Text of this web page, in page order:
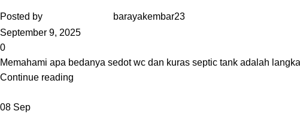
Posted by
barayakembar23
September 9, 2025
0
Memahami apa bedanya sedot wc dan kuras septic tank adalah
Continue reading
08 Sep